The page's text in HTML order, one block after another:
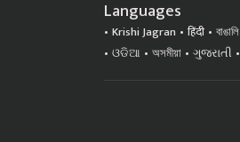
Languages
Krishi Jagran हिंदी বাঙালি
ଓଡିଆ
অসমীয়া ગુજરાતી